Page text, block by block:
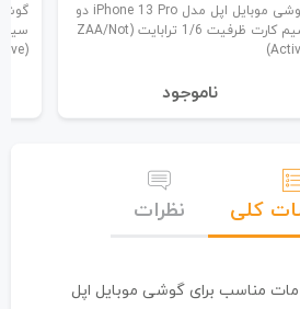
گوشی موبایل اپل مدل iPhone 13 Pro دو
سیم کارت ظرفیت 1/6 ترابایت (ZAA/Not
نا‌موجود
(ZAA/Not Active)
کلی
نظرات
قاب Magic Mask سری Q مات مناسب برای گوشی موبایل اپل